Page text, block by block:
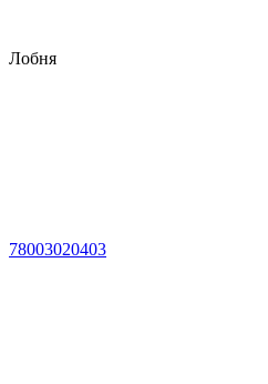
Лобня
78003020403